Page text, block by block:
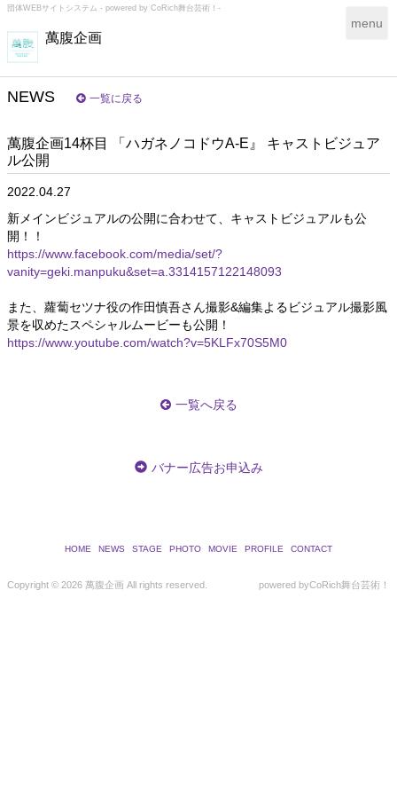
団体WEBサイトシステム - powered by CoRich舞台芸術！-
萬腹企画
T
g
a
a
menu
NEWS 一覧に戻る
萬腹企画14杯目 「ハガネノコドウA-E』 キャストビジュア
ル公開
2022.04.27
新メインビジュアルの公開に合わせて、キャストビジュアルも公
開！！
https://www.facebook.com/media/set/?
vanity=geki.manpuku&set=a.3314157122148093
また、蘿蔔セツナ役の作田慎吾さん撮影&編集よるビジュアル撮影風
景を収めたスペシャルムービーも公開！
https://www.youtube.com/watch?v=5KLFx70S5M0
一覧へ戻る
バナー広告お申込み
HOME NEWS STAGE PHOTO MOVIE PROFILE CONTACT
Copyright © 2026 萬腹企画 All rights reserved. powered byCoRich舞台芸術！